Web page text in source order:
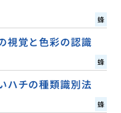
蜂
視覚と色彩の認識
蜂
ハチの種類識別法
蜂